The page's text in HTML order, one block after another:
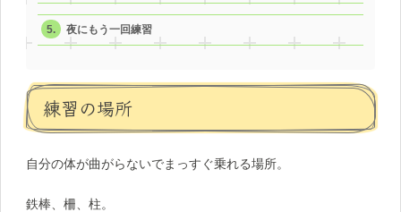
夜にもう一回練習
練習の場所
自分の体が曲がらないでまっすぐ乗れる場所。
鉄棒、柵、柱。